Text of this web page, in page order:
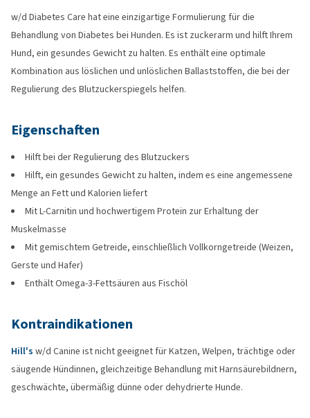
w/d Diabetes Care hat eine einzigartige Formulierung für die
Behandlung von Diabetes bei Hunden. Es ist zuckerarm und hilft Ihrem
Hund, ein gesundes Gewicht zu halten. Es enthält eine optimale
Kombination aus löslichen und unlöslichen Ballaststoffen, die bei der
Regulierung des Blutzuckerspiegels helfen.
Eigenschaften
Hilft bei der Regulierung des Blutzuckers
Hilft, ein gesundes Gewicht zu halten, indem es eine angemessene
Menge an Fett und Kalorien liefert
Mit L-Carnitin und hochwertigem Protein zur Erhaltung der
Muskelmasse
Mit gemischtem Getreide, einschließlich Vollkorngetreide (Weizen,
Gerste und Hafer)
Enthält Omega-3-Fettsäuren aus Fischöl
Kontraindikationen
Hill's w/d Canine ist nicht geeignet für Katzen, Welpen, trächtige oder
säugende Hündinnen, gleichzeitige Behandlung mit Harnsäurebildnern,
geschwächte, übermäßig dünne oder dehydrierte Hunde.